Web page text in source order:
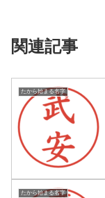
関連記事
たから始まる名字
たから始まる名字